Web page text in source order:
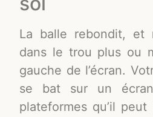
La balle rebondit,
dans le trou plus ou
gauche de l’écran.
se bat sur un
plateformes qu’il